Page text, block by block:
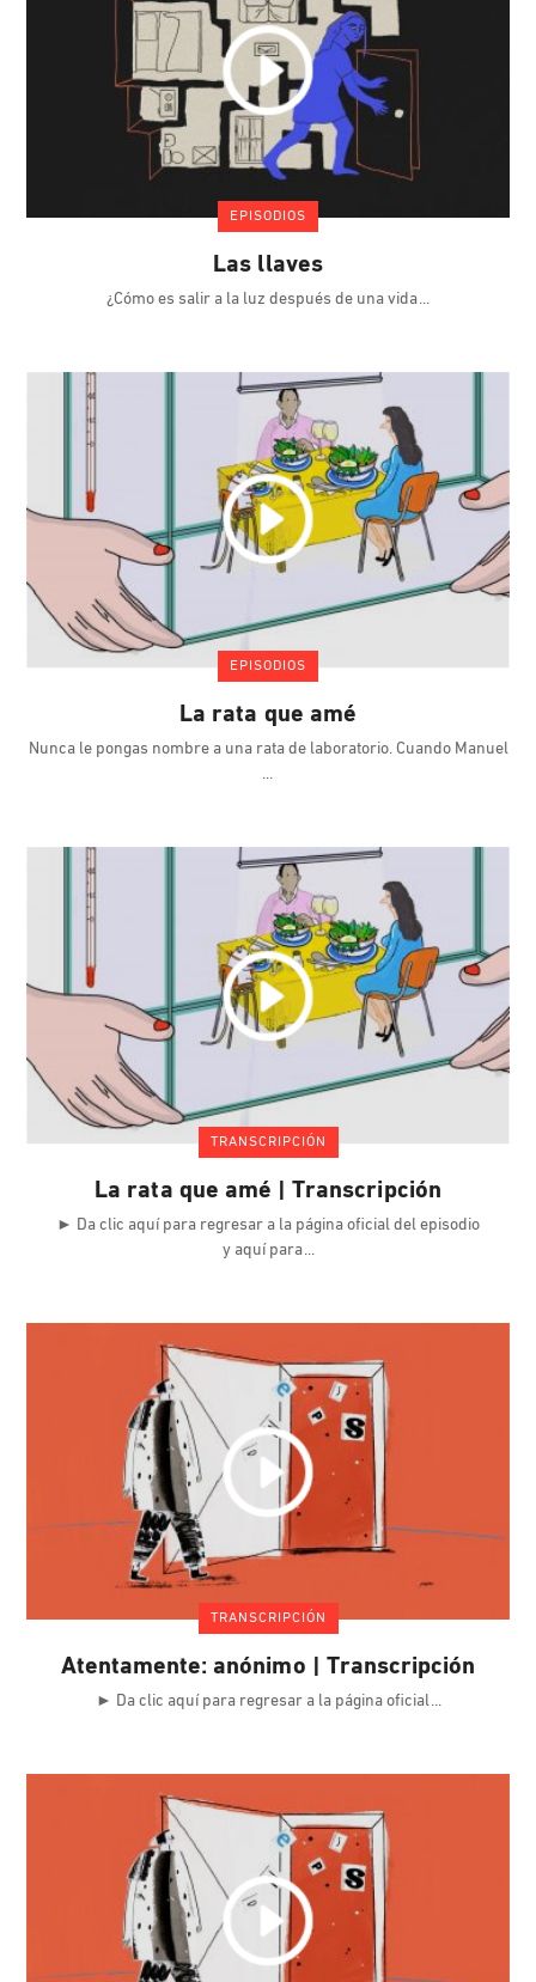
EPISODIOS
Las llaves
¿Cómo es salir a la luz después de una vida
EPISODIOS
La rata que amé
Nunca le pongas nombre a una rata de laboratorio. Cuando Manuel
TRANSCRIPCIÓN
La rata que amé | Transcripción
► Da clic aquí para regresar a la página oficial del episodio
y aquí para
TRANSCRIPCIÓN
Atentamente: anónimo | Transcripción
► Da clic aquí para regresar a la página oficial